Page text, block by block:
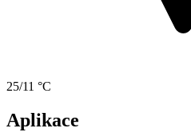
25/11 °C
Aplikace